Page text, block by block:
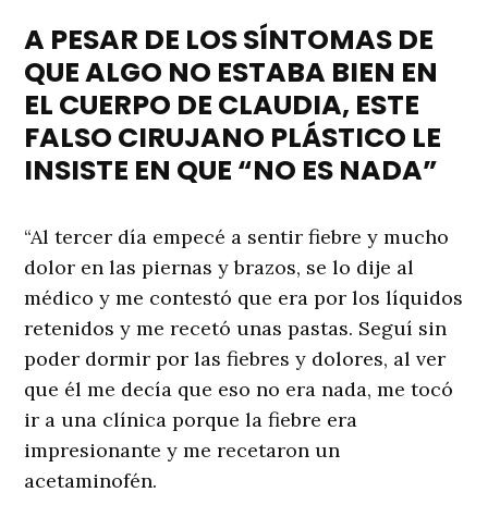
A PESAR DE LOS SÍNTOMAS DE
QUE ALGO NO ESTABA BIEN EN
EL CUERPO DE CLAUDIA, ESTE
FALSO CIRUJANO PLÁSTICO LE
INSISTE EN QUE “NO ES NADA”
“Al tercer día empecé a sentir fiebre y mucho
dolor en las piernas y brazos, se lo dije al
médico y me contestó que era por los líquidos
retenidos y me recetó unas pastas. Seguí sin
poder dormir por las fiebres y dolores, al ver
que él me decía que eso no era nada, me tocó
ir a una clínica porque la fiebre era
impresionante y me recetaron un
acetaminofén.